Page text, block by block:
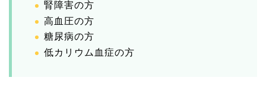
腎障害の方
高血圧の方
糖尿病の方
低カリウム血症の方